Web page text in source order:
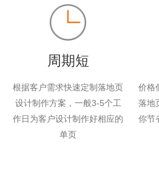
周期短
根据客户需求快速定制落地页
设计制作方案，一般3-5个工
作日为客户设计制作好相应的
单页
价格
落地
你节